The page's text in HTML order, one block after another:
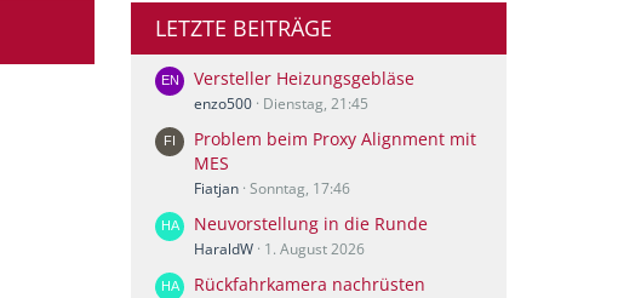
LETZTE BEITRÄGE
Versteller Heizungsgebläse
enzo500 Dienstag, 21:45
Problem beim Proxy Alignment mit
MES
Fiatjan Sonntag, 17:46
Neuvorstellung in die Runde
HaraldW 1. August 2026
Rückfahrkamera nachrüsten